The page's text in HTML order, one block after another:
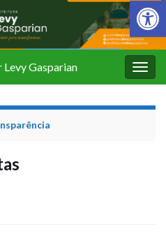
Barra de
Gasparian